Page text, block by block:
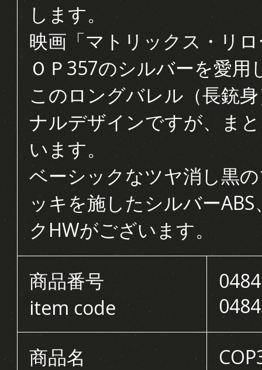
します。
映画「マトリックス・リ
ＯＰ357のシルバーを愛
このロングバレル（長銃
ナルデザインですが、ま
います。
ベーシックなツヤ消し黒
ッキを施したシルバー
クHWがございます。
商品番号
item code
商品名